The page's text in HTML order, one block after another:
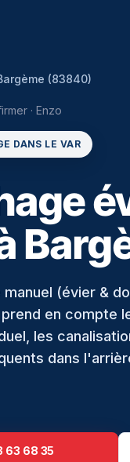
(83840)
· Enzo
DANS LE VAR
(évier &
en compte
les
dans
63 68 35